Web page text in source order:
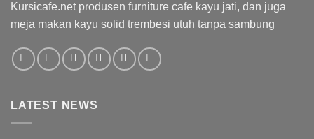
Kursicafe.net produsen furniture cafe kayu jati, dan juga
meja makan kayu solid trembesi utuh tanpa sambung
LATEST NEWS